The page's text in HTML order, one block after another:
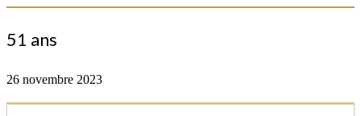
51 ans
26 novembre 2023